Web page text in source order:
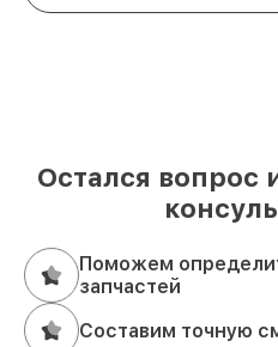
Остался вопрос
Поможем
запчастей
Составим точную